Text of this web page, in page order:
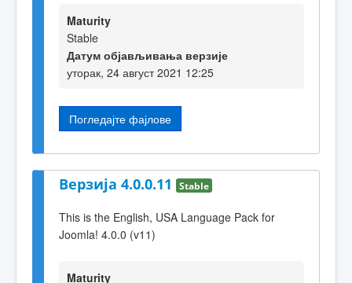
Maturity
Stable
Датум објављивања верзије
уторак, 24 август 2021 12:25
Погледајте фајлове
Верзија 4.0.0.11 Stable
This is the English, USA Language Pack for
Joomla! 4.0.0 (v11)
Maturity